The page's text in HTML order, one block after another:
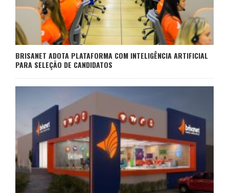
BRISANET ADOTA PLATAFORMA COM INTELIGÊNCIA ARTIFICIAL
PARA SELEÇÃO DE CANDIDATOS